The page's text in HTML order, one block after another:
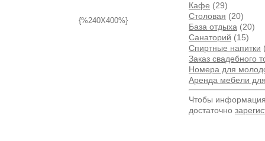
{%240X400%}
Кафе (29)
Столовая (20)
База отдыха (20)
Санаторий (15)
Спиртные напитки
Заказ свадебного
Номера для
Аренда мебели
Чтобы
достаточно